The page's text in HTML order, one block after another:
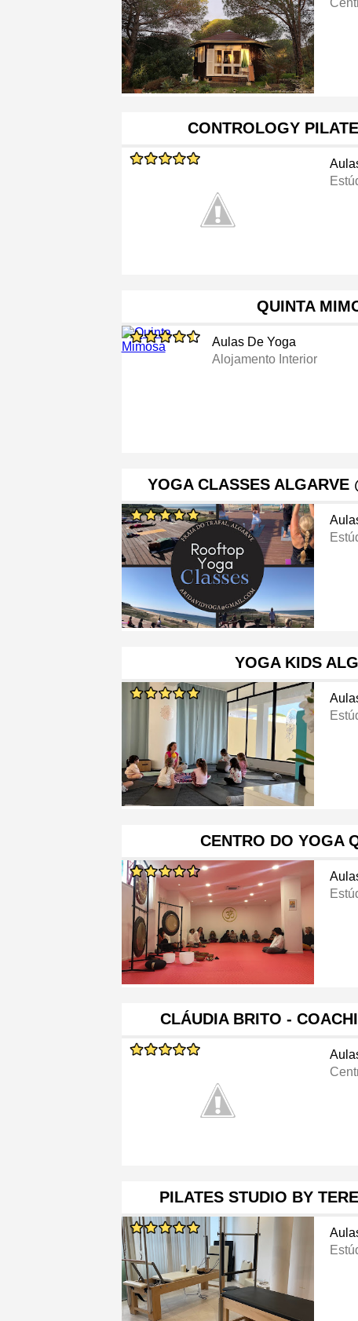
CONTROLOGY
QUINTA
Aulas De Yoga
Alojamento Interior
YOGA CLASSES ALGARVE
YOGA KIDS
CENTRO DO YOGA
CLÁUDIA BRITO -
PILATES STUDIO BY